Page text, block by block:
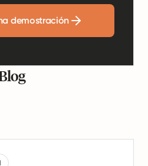
demostración